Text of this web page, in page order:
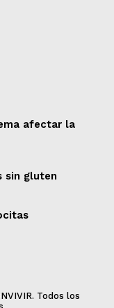
afectar la
sin gluten
Todos los